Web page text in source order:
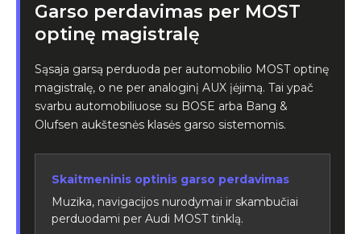
Garso perdavimas per MOST
optinę magistralę
Sąsaja garsą perduoda per automobilio MOST optinę
magistralę, o ne per analoginį AUX įėjimą. Tai ypač
svarbu automobiliuose su BOSE arba Bang &
Olufsen aukštesnės klasės garso sistemomis.
Skaitmeninis optinis garso perdavimas
Muzika, navigacijos nurodymai ir skambučiai
perduodami per Audi MOST tinklą.